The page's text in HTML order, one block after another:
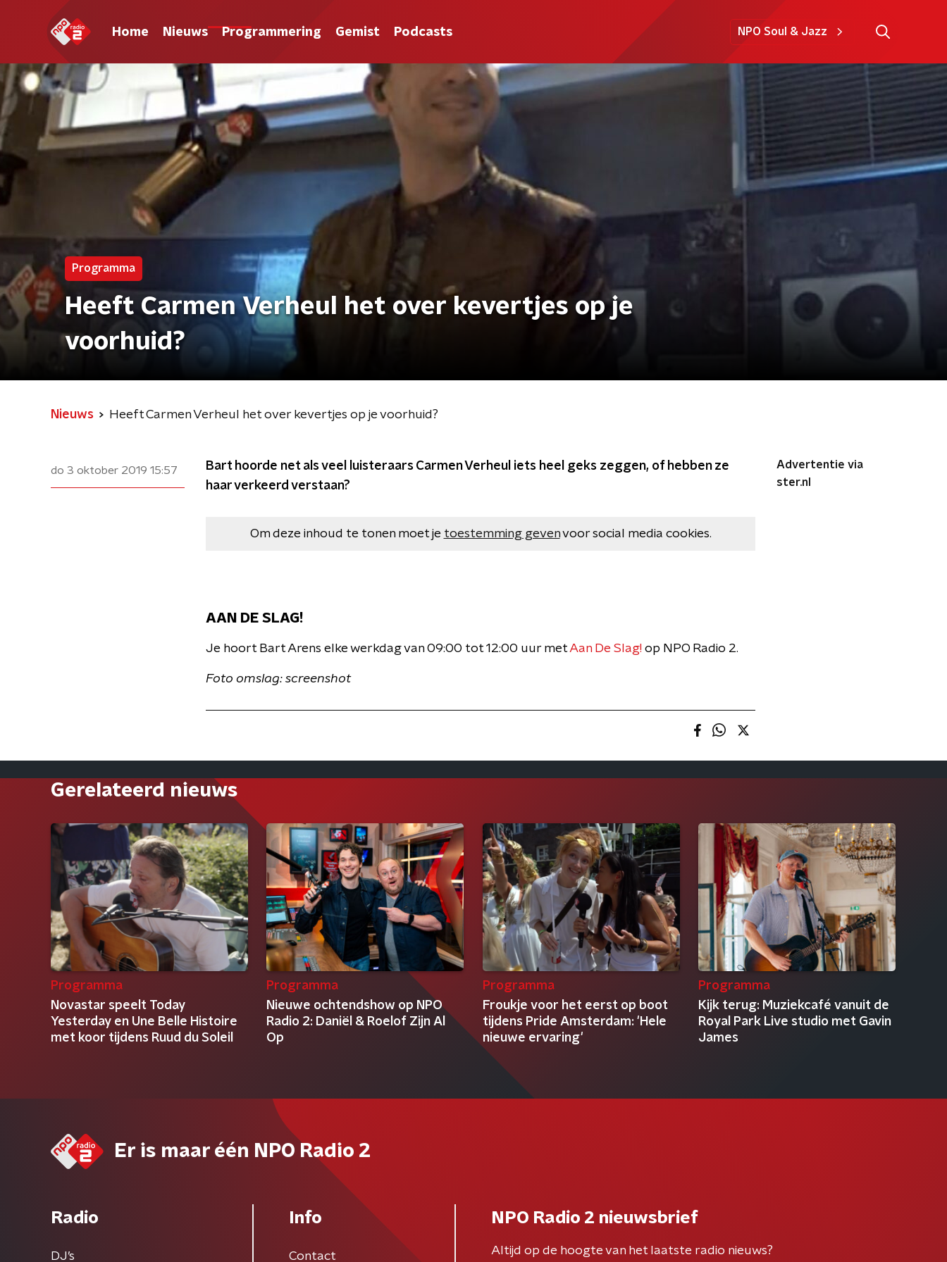
Home Nieuws Programmering Gemist Podcasts NPO Soul & Jazz
Programma
Heeft Carmen Verheul het over kevertjes op je
voorhuid?
Nieuws Heeft Carmen Verheul het over kevertjes op je voorhuid?
do 3 oktober 2019 15:57
Bart hoorde net als veel luisteraars Carmen Verheul iets heel geks zeggen, of hebben ze
haar verkeerd verstaan?
Om deze inhoud te tonen moet je toestemming gevenvoor social media cookies.
AAN DE SLAG!
Je hoort Bart Arens elke werkdag van 09:00 tot 12:00 uur metAan De Slag! op NPO Radio 2.
Foto omslag: screenshot
Advertentie via
ster.nl
Gerelateerd nieuws
Programma
Novastar speelt Today
Yesterday en Une Belle Histoire
met koor tijdens Ruud du Soleil
Programma
Nieuwe ochtendshow op NPO
Radio 2: Daniël & Roelof Zijn Al
Op
Programma
Froukje voor het eerst op boot
tijdens Pride Amsterdam: 'Hele
nieuwe ervaring'
Programma
Kijk terug: Muziekcafé vanuit de
Royal Park Live studio met Gavin
James
Er is maar één NPO Radio 2
Radio
DJ’s
Info
Contact
NPO Radio 2 nieuwsbrief
Altijd op de hoogte van het laatste radio nieuws?